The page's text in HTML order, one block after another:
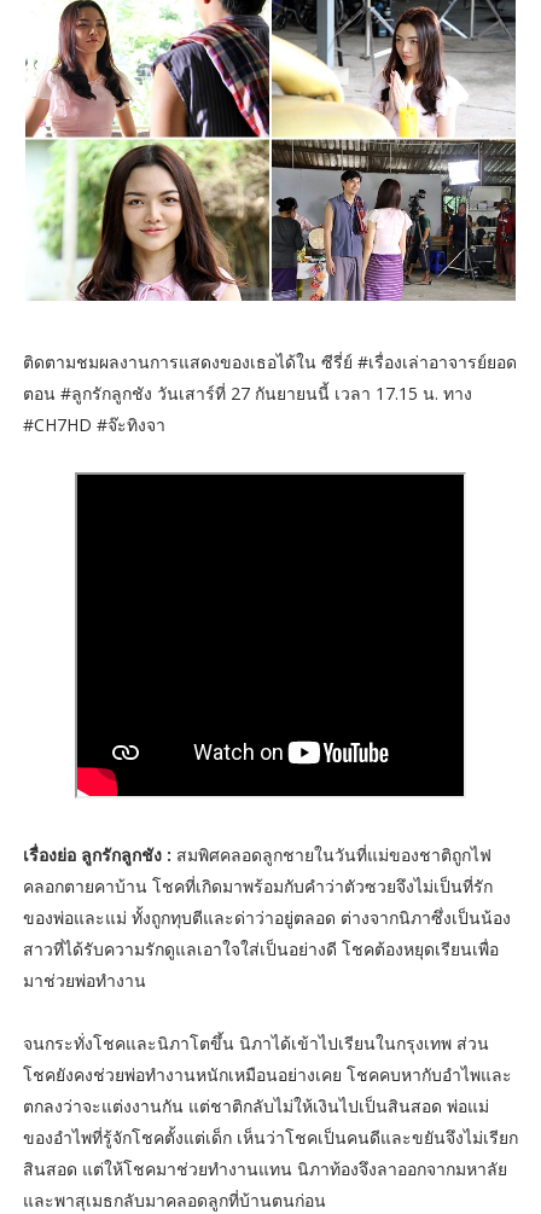
ติดตามชมผลงานการแสดงของเธอได้ใน ซีรี่ย์ #เรื่องเล่าอาจารย์ยอด
ตอน #ลูกรักลูกชัง วันเสาร์ที่ 27 กันยายนนี้ เวลา 17.15 น. ทาง
#CH7HD #จ๊ะทิงจา
เรื่องย่อ ลูกรักลูกชัง : สมพิศคลอดลูกชายในวันที่แม่ของชาติถูกไฟ
คลอกตายคาบ้าน โชคที่เกิดมาพร้อมกับคำว่าตัวซวยจึงไม่เป็นที่รัก
ของพ่อและแม่ ทั้งถูกทุบตีและด่าว่าอยู่ตลอด ต่างจากนิภาซึ่งเป็นน้อง
สาวที่ได้รับความรักดูแลเอาใจใส่เป็นอย่างดี โชคต้องหยุดเรียนเพื่อ
มาช่วยพ่อทำงาน
จนกระทั่งโชคและนิภาโตขึ้น นิภาได้เข้าไปเรียนในกรุงเทพ ส่วน
โชคยังคงช่วยพ่อทำงานหนักเหมือนอย่างเคย โชคคบหากับอำไพและ
ตกลงว่าจะแต่งงานกัน แต่ชาติกลับไม่ให้เงินไปเป็นสินสอด พ่อแม่
ของอำไพที่รู้จักโชคตั้งแต่เด็ก เห็นว่าโชคเป็นคนดีและขยันจึงไม่เรียก
สินสอด แต่ให้โชคมาช่วยทำงานแทน นิภาท้องจึงลาออกจากมหาลัย
และพาสุเมธกลับมาคลอดลูกที่บ้านตนก่อน